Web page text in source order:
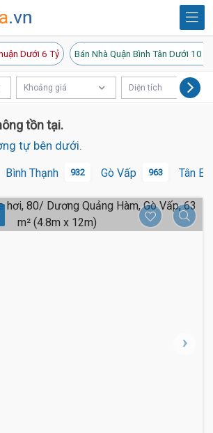
Dưới 6 Tỷ Bán Nhà Quận Bình Tân Dưới 10 Tỷ
Khoảng giá Diện tích
tồn tại.
tự bên dưới.
Bình Thạnh 932 Gò Vấp 963 Tân